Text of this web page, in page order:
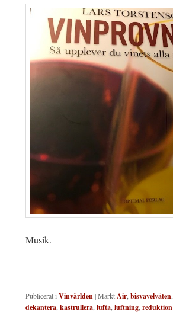
Musik.
Publicerat i Vinvärlden|MärktAir bisvavelväten
dekantera kastrullera lufta luftning reduktion